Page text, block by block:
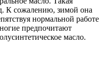
К сожалению, зимой она
нормальной работе
предпочитают
масло.